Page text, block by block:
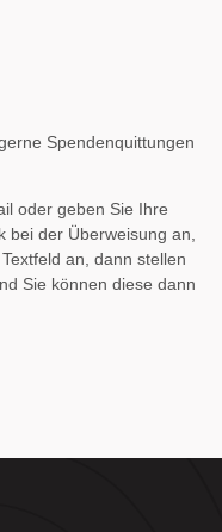
Spendenquittungen
oder geben Sie Ihre
bei der Überweisung an,
an, dann stellen
Sie können diese dann